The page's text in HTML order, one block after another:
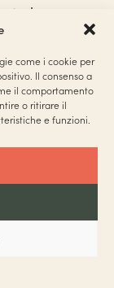
come i cookie per
Il consenso a
il comportamento
o ritirare il
e funzioni.
le
di
il